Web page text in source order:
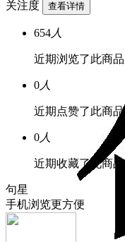
关注度 查看详情
654 人
近期浏览了此商品
0 人
近期点赞了此商品
0 人
近期收藏了此商品
句星
手机浏览更方便